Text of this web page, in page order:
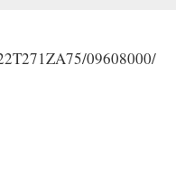
09608000/